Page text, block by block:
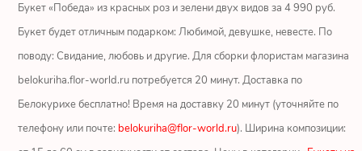
Альстромерии
Герберы
Букет «Победа» из красных роз и зелени двух видов за 4 990 руб.
Букет будет отличным подарком: Любимой, девушке, невесте. По
поводу: Свидание, любовь и другие. Для сборки флористам магазина
belokuriha.flor-world.ru потребуется 20 минут. Доставка по
Белокурихе бесплатно! Время на доставку 20 минут (уточняйте по
телефону или почте: belokuriha@flor-world.ru). Ширина композиции: